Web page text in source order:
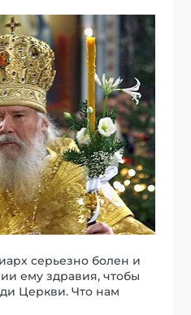
серьезно болен и
ему здравия, чтобы
Церкви. Что нам